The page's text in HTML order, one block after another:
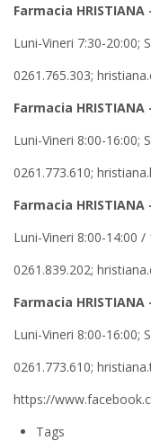
Farmacia
Luni-Vineri 7:30-20:00;
0261.765.303;
Farmacia
Luni-Vineri 8:00-16:00;
0261.773.610;
Farmacia
Luni-Vineri 8:00-14:00
0261.839.202;
Farmacia
Luni-Vineri 8:00-16:00;
0261.773.610;
https://
Tags